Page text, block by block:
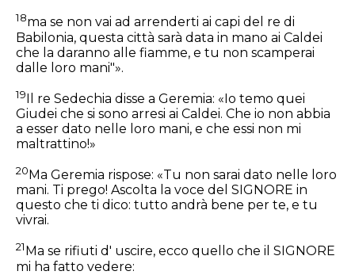
18ma se non vai ad arrenderti ai capi del re di
Babilonia, questa città sarà data in mano ai Caldei
che la daranno alle fiamme, e tu non scamperai
dalle loro mani"».
19Il re Sedechia disse a Geremia: «Io temo quei
Giudei che si sono arresi ai Caldei. Che io non abbia
a esser dato nelle loro mani, e che essi non mi
maltrattino!»
20 Ma Geremia rispose: «Tu non sarai dato nelle loro
mani. Ti prego! Ascolta la voce del SIGNORE in
questo che ti dico: tutto andrà bene per te, e tu
vivrai.
21 Ma se rifiuti d' uscire, ecco quello che il SIGNORE
mi ha fatto vedere: